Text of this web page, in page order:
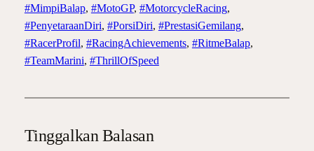
#MimpiBalap, #MotoGP, #MotorcycleRacing
#PenyetaraanDiri, #PorsiDiri, #PrestasiGemilang
#RacerProfil, #RacingAchievements, #RitmeBalap
#TeamMarini, #ThrillOfSpeed
Tinggalkan Balasan